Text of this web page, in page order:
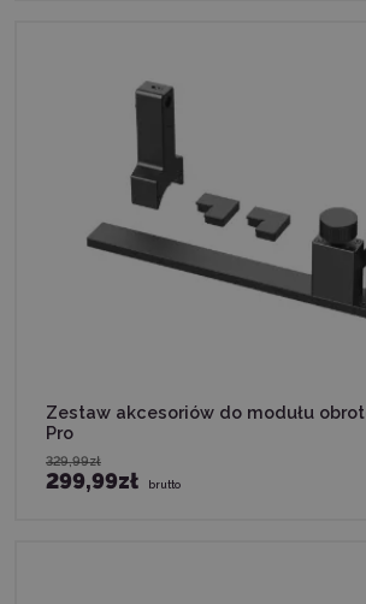
Zestaw akcesoriów do modułu
Pro
329,99zł
299,99zł brutto